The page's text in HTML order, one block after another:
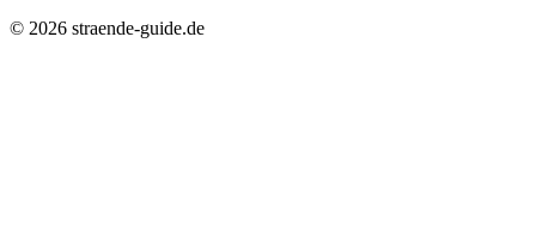
© 2026 straende-guide.de